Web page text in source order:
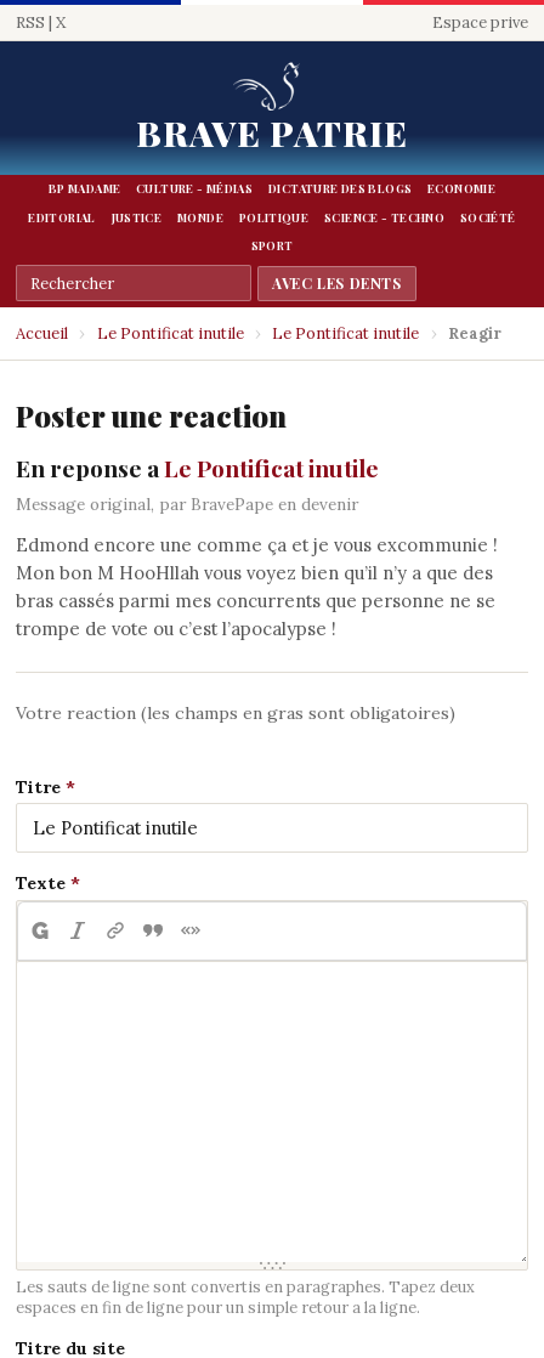
RSS | X Espace prive
BRAVE PATRIE
BP MADAME CULTURE - MÉDIAS DICTATURE DES BLOGS
ECONOMIE
EDITORIAL
JUSTICE MONDE POLITIQUE SCIENCE - TECHNO
SOCIÉTÉ
SPORT
Accueil › Le Pontificat inutile › Le Pontificat inutile › Reagir
Poster une reaction
En reponse aLe Pontificat inutile
Message original, par BravePape en devenir
Edmond encore une comme ça et je vous excommunie !
Mon bon M HooHllah vous voyez bien qu’il n’y a que des
bras cassés parmi mes concurrents que personne ne se
trompe de vote ou c’est l’apocalypse !
Votre reaction (les champs en gras sont obligatoires)
Titre
Texte
Les sauts de ligne sont convertis en paragraphes. Tapez deux
espaces en fin de ligne pour un simple retour a la ligne.
Titre du site